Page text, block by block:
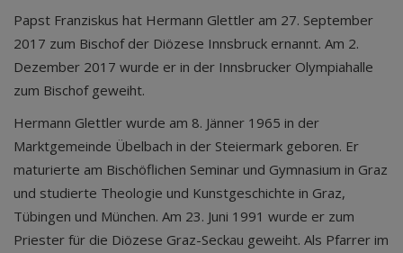
Papst Franziskus hat Hermann Glettler am 27. September
2017 zum Bischof der Diözese Innsbruck ernannt. Am 2.
Dezember 2017 wurde er in der Innsbrucker Olympiahalle
zum Bischof geweiht.
Hermann Glettler wurde am 8. Jänner 1965 in der
Marktgemeinde Übelbach in der Steiermark geboren. Er
maturierte am Bischöflichen Seminar und Gymnasium in Graz
und studierte Theologie und Kunstgeschichte in Graz,
Tübingen und München. Am 23. Juni 1991 wurde er zum
Priester für die Diözese Graz-Seckau geweiht. Als Pfarrer im